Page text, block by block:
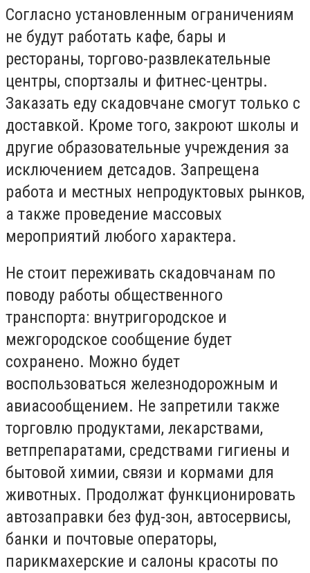
Согласно установленным ограничениям
не будут работать кафе, бары и
рестораны, торгово-развлекательные
центры, спортзалы и фитнес-центры.
Заказать еду скадовчане смогут только с
доставкой. Кроме того, закроют школы и
другие образовательные учреждения за
исключением детсадов. Запрещена
работа и местных непродуктовых рынков,
а также проведение массовых
мероприятий любого характера.
Не стоит переживать скадовчанам по
поводу работы общественного
транспорта: внутригородское и
межгородское сообщение будет
сохранено. Можно будет
воспользоваться железнодорожным и
авиасообщением. Не запретили также
торговлю продуктами, лекарствами,
ветпрепаратами, средствами гигиены и
бытовой химии, связи и кормами для
животных. Продолжат функционировать
автозаправки без фуд-зон, автосервисы,
банки и почтовые операторы,
парикмахерские и салоны красоты по